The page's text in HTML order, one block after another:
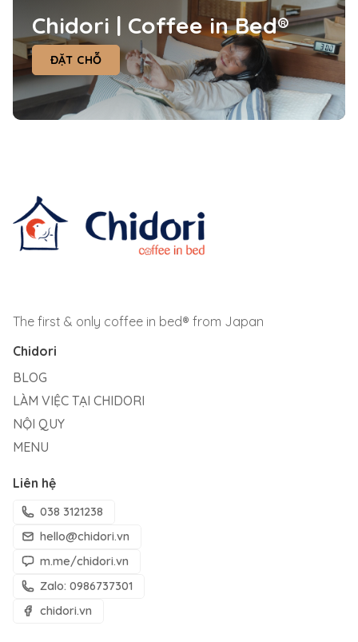
Chidori | Coffee in Bed®
ĐẶT CHỖ
The first & only coffee in bed® from Japan
Chidori
BLOG
LÀM VIỆC TẠI CHIDORI
NỘI QUY
MENU
Liên hệ
038 3121238
hello@chidori.vn
m.me/chidori.vn
Zalo: 0986737301
chidori.vn